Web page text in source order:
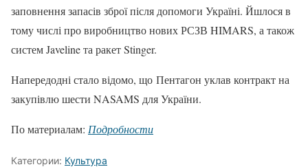
заповнення запасів зброї після допомоги Україні. Йшлося в
тому числі про виробництво нових РСЗВ HIMARS, а також
систем Javeline та ракет Stinger.
Напередодні стало відомо, що Пентагон уклав контракт на
закупівлю шести NASAMS для України.
По материалам: Подробности
Категории: Культура